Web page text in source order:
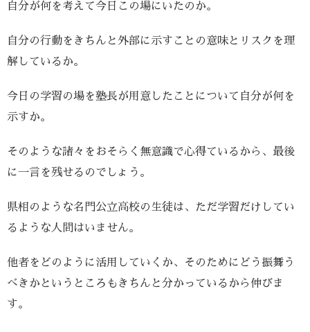
自分が何を考えて今日この場にいたのか。
自分の行動をきちんと外部に示すことの意味とリスクを理
解しているか。
今日の学習の場を塾長が用意したことについて自分が何を
示すか。
そのような諸々をおそらく無意識で心得ているから、最後
に一言を残せるのでしょう。
県相のような名門公立高校の生徒は、ただ学習だけしてい
るような人間はいません。
他者をどのように活用していくか、そのためにどう振舞う
べきかというところもきちんと分かっているから伸びま
す。